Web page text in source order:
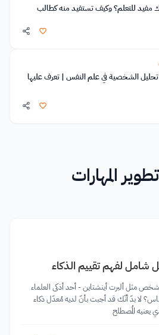
مفيد للتعلم؟ وكيف تستفيد منه كطالب
تحليل الشخصية في علم النفس | تعرف عليها
المهارات
مثل ألبرت أينشتاين - أحد أذكى العلماء
لا بدّ أنّك قد أجبت بأنّ لديه مُعدّل ذكاء
يعنيه المُصطلح